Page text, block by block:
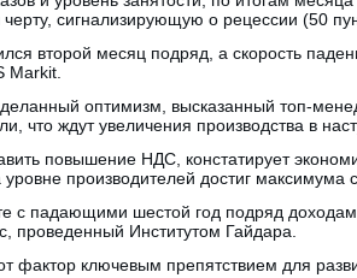
сигнализирующую о рецессии (50
второй месяц подряд, а скорость
Markit.
оптимизм, высказанный топ-
что ждут увеличения производства в
повышение НДС, констатирует
производителей достиг максимума с
с падающими шестой год подряд
проведенный Институтом Гайдара.
фактор ключевым препятствием для